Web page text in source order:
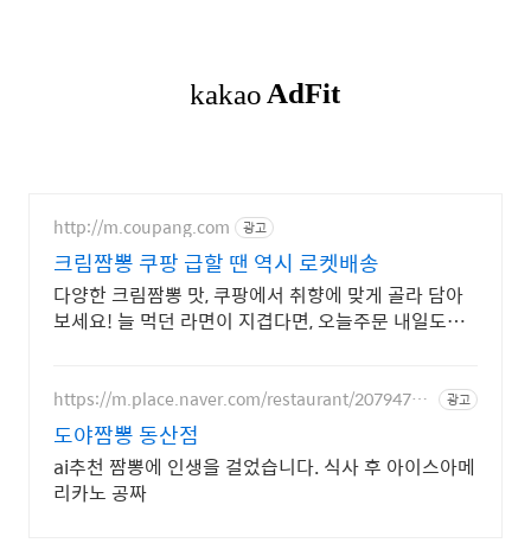
http://m.coupang.com 광고
크림짬뽕 쿠팡 급할 땐 역시 로켓배송
다양한 크림짬뽕 맛, 쿠팡에서 취향에 맞게 골라 담아
보세요! 늘 먹던 라면이 지겹다면, 오늘주문 내일도착
https://m.place.naver.com/restaurant/20794739 광고
도야짬뽕 동산점
ai추천 짬뽕에 인생을 걸었습니다. 식사 후 아이스아메
리카노 공짜